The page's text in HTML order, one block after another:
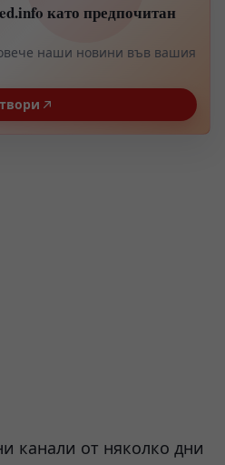
като предпочитан
наши новини във вашия
канали от няколко дни